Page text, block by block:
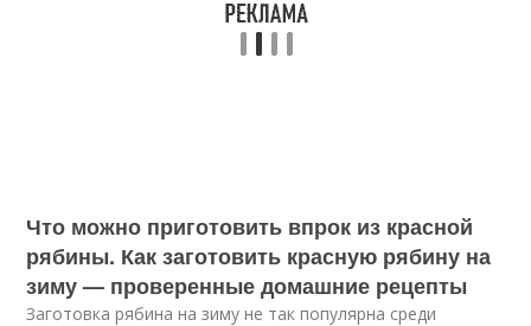
Что можно приготовить впрок из красной
рябины. Как заготовить красную рябину на
зиму — проверенные домашние рецепты
Заготовка рябина на зиму не так популярна среди